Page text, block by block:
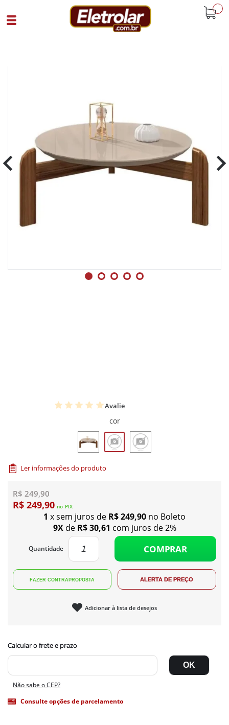
Mesa De Centro Redonda Pes Em
Madeira Off White Cedro
Cód 93927 SKU 108535|1645|1
Avalie
cor
Ler informações do produto
R$ 249,90
R$ 249,90 no PIX
1 x sem juros de R$ 249,90 no Boleto
9Xde R$ 30,61 com juros de 2%
Quantidade COMPRAR
Adicionar à lista de desejos
Não sabe o CEP?
Consulte opções de parcelamento